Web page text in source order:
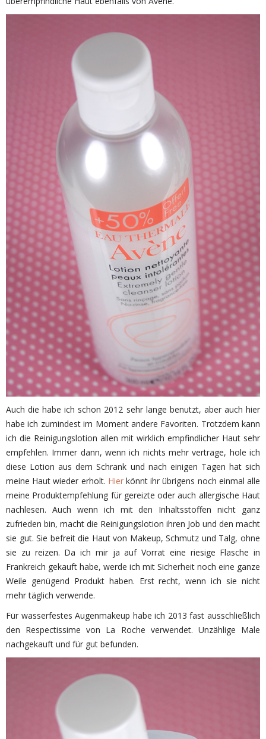
Auch die habe ich schon 2012 sehr lange benutzt, aber auch hier
habe ich zumindest im Moment andere Favoriten. Trotzdem kann
ich die Reinigungslotion allen mit wirklich empfindlicher Haut sehr
empfehlen. Immer dann, wenn ich nichts mehr vertrage, hole ich
diese Lotion aus dem Schrank und nach einigen Tagen hat sich
meine Haut wieder erholt. Hierkönnt ihr übrigens noch einmal alle
meine Produktempfehlung für gereizte oder auch allergische Haut
nachlesen. Auch wenn ich mit den Inhaltsstoffen nicht ganz
zufrieden bin, macht die Reinigungslotion ihren Job und den macht
sie gut. Sie befreit die Haut von Makeup, Schmutz und Talg, ohne
sie zu reizen. Da ich mir ja auf Vorrat eine riesige Flasche in
Frankreich gekauft habe, werde ich mit Sicherheit noch eine ganze
Weile genügend Produkt haben. Erst recht, wenn ich sie nicht
mehr täglich verwende.
Für wasserfestes Augenmakeup habe ich 2013 fast ausschließlich
den Respectissime von La Roche verwendet. Unzählige Male
nachgekauft und für gut befunden.